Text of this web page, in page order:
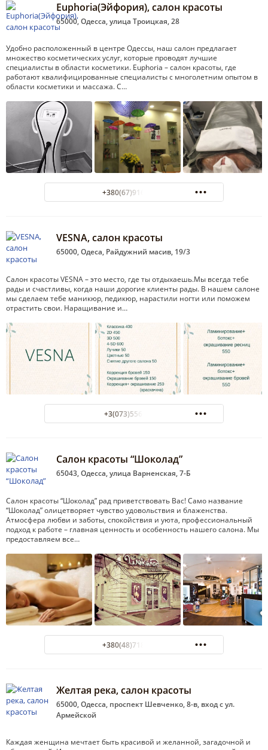
Euphoria(Эйфория), салон красоты
65000, Одесса, улица Троицкая, 28
Удобно расположенный в центре Одессы, наш салон предлагает
множество косметических услуг, которые проводят лучшие
специалисты в области косметики. Euphoria – салон красоты, где
работают квалифицированные специалисты с многолетним опытом в
области косметики и массажа. С…
+380(67)916-83-68
VESNA, салон красоты
65000, Одеса, Райдужний масив, 19/3
Салон красоты VESNA – это место, где ты отдыхаешь.Мы всегда тебе
рады и счастливы, когда наши дорогие клиенты рады. В нашем салоне
мы сделаем тебе маникюр, педикюр, нарастили ногти или поможем
отрастить свои. Наращивание и…
+3(073)556-57-55
Салон красоты “Шоколад”
65043, Одесса, улица Варненская, 7-Б
Салон красоты “Шоколад” рад приветствовать Вас! Само название
“Шоколад” олицетворяет чувство удовольствия и блаженства.
Атмосфера любви и заботы, спокойствия и уюта, профессиональный
подход к работе – главная ценность и особенность нашего салона. Мы
предоставляем все…
+380(48)718-69-70
Желтая река, салон красоты
65000, Одесса, проспект Шевченко, 8-в, вход с ул.
Армейской
Каждая женщина мечтает быть красивой и желанной, загадочной и